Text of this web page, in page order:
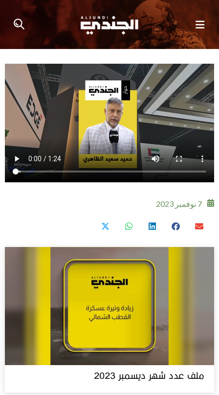
7 نوفمبر 2023
ملف عدد شهر ديسمبر 2023